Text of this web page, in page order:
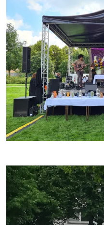
Vergrößerte Ansicht